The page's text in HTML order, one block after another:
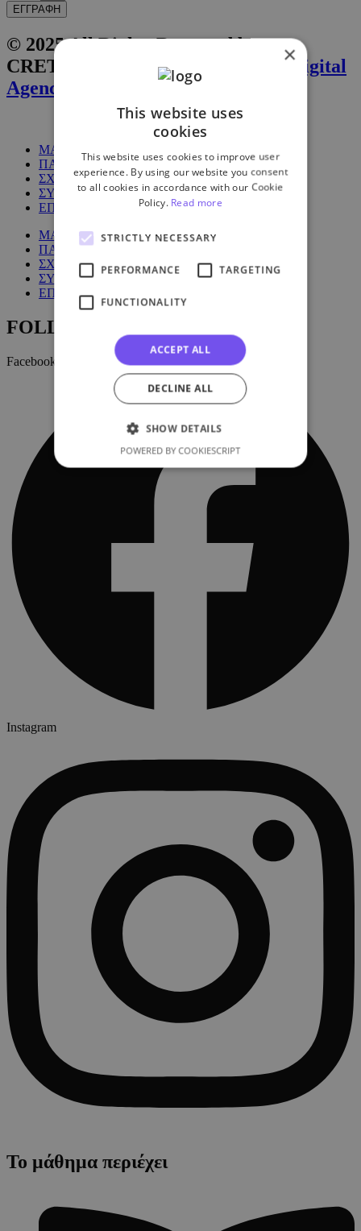
ΕΓΓΡΑΦΗ
© 2025 All Rights Reserved by
CRETING. Website by
Inglelandi Digital
Agency
ΜΑΘΗΜΑΤΑ
ΠΑΚΕΤΑ
ΣΧΕΤΙΚΑ ΜΕ ΕΜΑΣ
ΣΥΧΝΕΣ ΕΡΩΤΗΣΕΙΣ
ΕΠΙΚΟΙΝΩΝΙΑ
ΜΑΘΗΜΑΤΑ
ΠΑΚΕΤΑ
ΣΧΕΤΙΚΑ ΜΕ ΕΜΑΣ
ΣΥΧΝΕΣ ΕΡΩΤΗΣΕΙΣ
ΕΠΙΚΟΙΝΩΝΙΑ
FOLLOW US:
Facebook
Instagram
Το μάθημα περιέχει
×
This website uses
cookies
This website uses cookies to improve user
experience. By using our website you consent
to all cookies in accordance with our Cookie
Policy. Read more
STRICTLY NECESSARY
PERFORMANCE TARGETING
FUNCTIONALITY
ACCEPT ALL
DECLINE ALL
SHOW DETAILS
POWERED BY COOKIESCRIPT